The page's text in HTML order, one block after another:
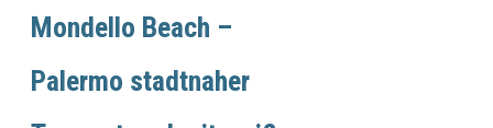
Mondello Beach –
Palermo stadtnaher